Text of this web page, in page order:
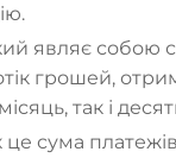
являє собою
грошей,
так і
це сума